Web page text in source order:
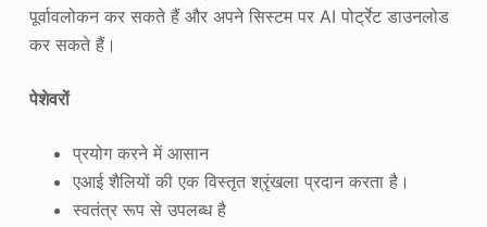
पूर्वावलोकन कर सकते हैं और अपने सिस्टम पर AI पोर्ट्रेट डाउनलोड
कर सकते हैं।
पेशेवरों
प्रयोग करने में आसान
एआई शैलियों की एक विस्तृत श्रृंखला प्रदान करता है।
स्वतंत्र रूप से उपलब्ध है